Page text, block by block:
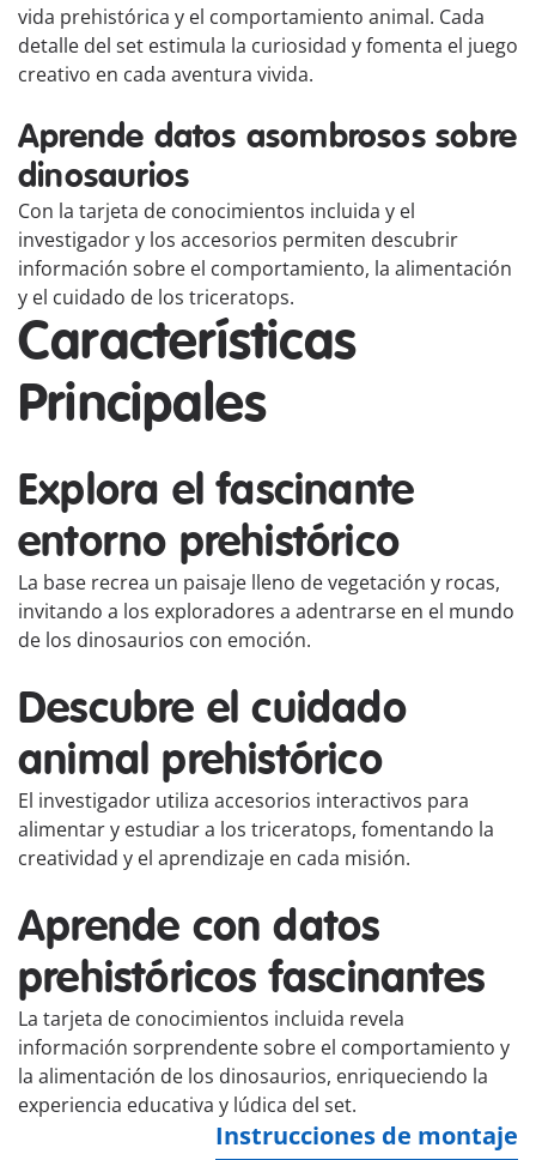
vida prehistórica y el comportamiento animal. Cada
detalle del set estimula la curiosidad y fomenta el juego
creativo en cada aventura vivida.
Aprende datos asombrosos sobre
dinosaurios
Con la tarjeta de conocimientos incluida y el
investigador y los accesorios permiten descubrir
información sobre el comportamiento, la alimentación
y el cuidado de los triceratops.
Características
Principales
Explora el fascinante
entorno prehistórico
La base recrea un paisaje lleno de vegetación y rocas,
invitando a los exploradores a adentrarse en el mundo
de los dinosaurios con emoción.
Descubre el cuidado
animal prehistórico
El investigador utiliza accesorios interactivos para
alimentar y estudiar a los triceratops, fomentando la
creatividad y el aprendizaje en cada misión.
Aprende con datos
prehistóricos fascinantes
La tarjeta de conocimientos incluida revela
información sorprendente sobre el comportamiento y
la alimentación de los dinosaurios, enriqueciendo la
experiencia educativa y lúdica del set.
Instrucciones de montaje